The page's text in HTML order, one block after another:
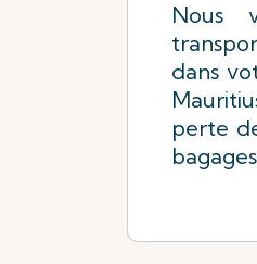
Nous
dans
perte